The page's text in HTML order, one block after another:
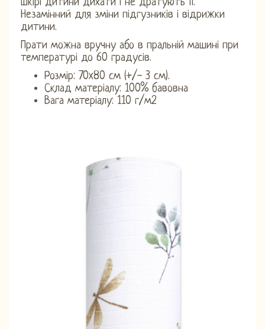
шкірі дитини дихати і не дратують її.
Незамінний для зміни підгузників і відрижки
дитини.
Прати можна вручну або в пральній машині при
температурі до 60 градусів.
Розмір: 70x80 см (+/- 3 см).
Склад матеріалу: 100% бавовна
Вага матеріалу: 110 г/м2